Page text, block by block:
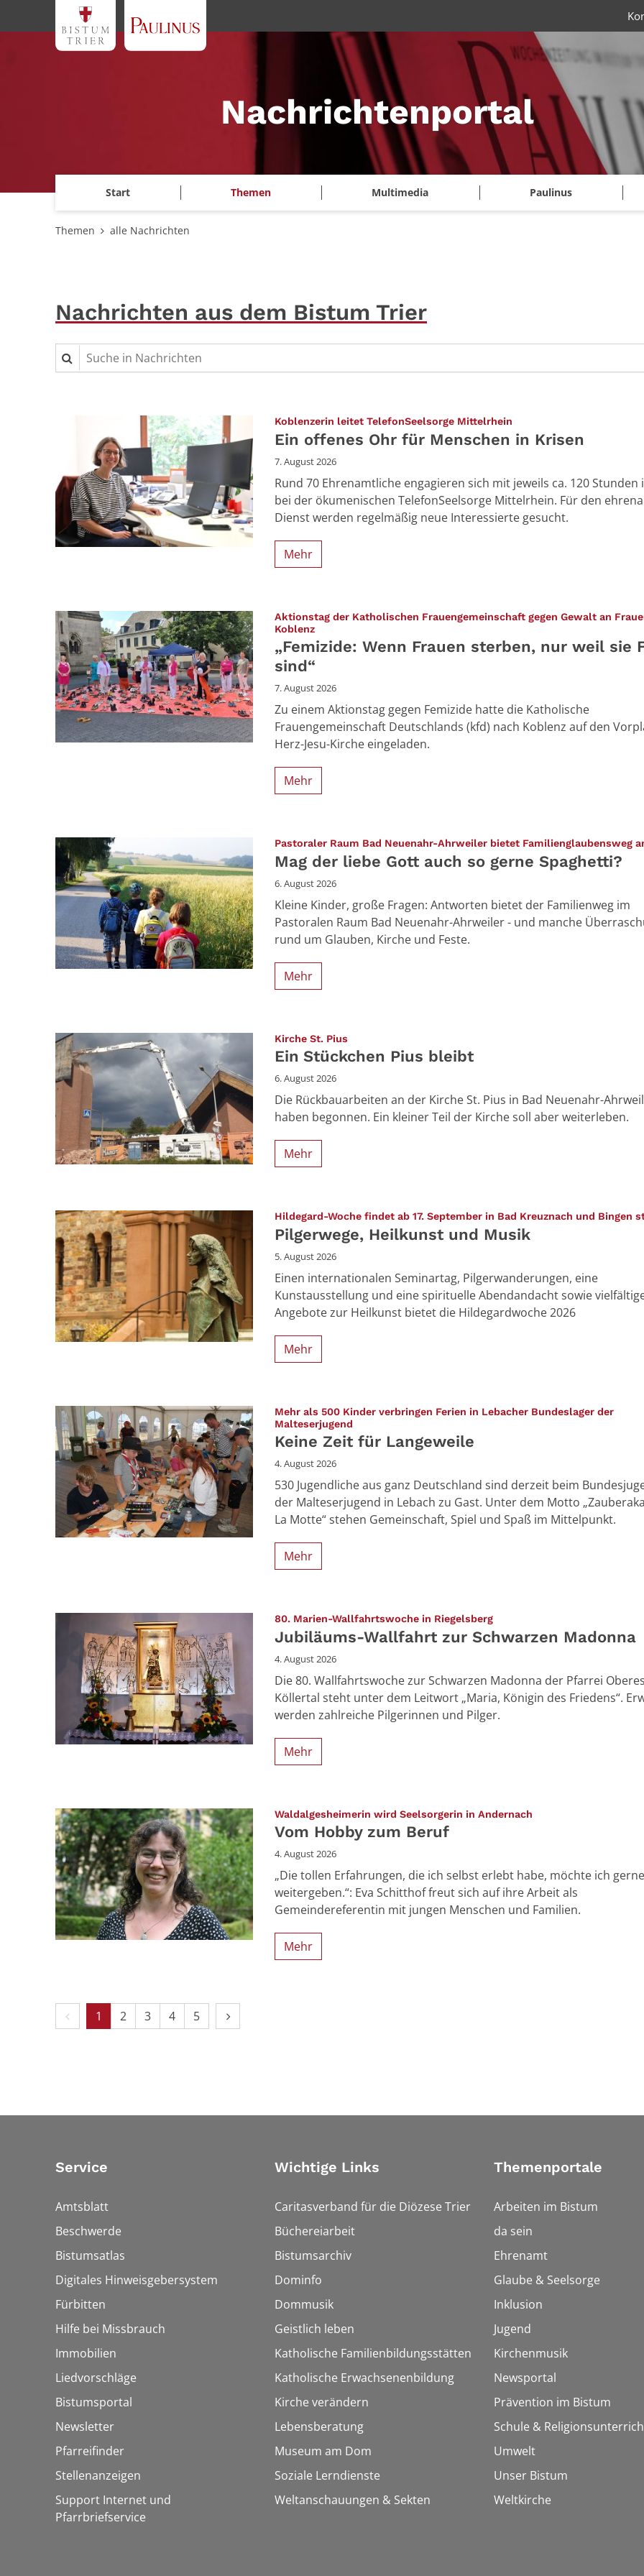
Zum Inhalt springen
Nachrichtenportal
Start Themen Multimedia Paulinus
Themen alle Nachrichten
Nachrichten aus dem Bistum Trier
Suche in Nachrichten
Koblenzerin leitet TelefonSeelsorge Mittelrhein
Ein offenes Ohr für Menschen in Krisen
7. August 2026
Rund 70 Ehrenamtliche engagieren sich mit jeweils ca. 120 Stunden
bei der ökumenischen TelefonSeelsorge Mittelrhein. Für den
Dienst werden regelmäßig neue Interessierte gesucht.
Mehr
Aktionstag der Katholischen Frauengemeinschaft gegen Gewalt an
Koblenz
„Femizide: Wenn Frauen sterben, nur weil sie
sind“
7. August 2026
Zu einem Aktionstag gegen Femizide hatte die Katholische
Frauengemeinschaft Deutschlands (kfd) nach Koblenz auf den
Herz-Jesu-Kirche eingeladen.
Mehr
Pastoraler Raum Bad Neuenahr-Ahrweiler bietet Familienglaubensweg
Mag der liebe Gott auch so gerne Spaghetti?
6. August 2026
Kleine Kinder, große Fragen: Antworten bietet der Familienweg im
Pastoralen Raum Bad Neuenahr-Ahrweiler - und manche
rund um Glauben, Kirche und Feste.
Mehr
Kirche St. Pius
Ein Stückchen Pius bleibt
6. August 2026
Die Rückbauarbeiten an der Kirche St. Pius in Bad Neuenahr-
haben begonnen. Ein kleiner Teil der Kirche soll aber weiterleben.
Mehr
Hildegard-Woche findet ab 17. September in Bad Kreuznach und Bingen
Pilgerwege, Heilkunst und Musik
5. August 2026
Einen internationalen Seminartag, Pilgerwanderungen, eine
Kunstausstellung und eine spirituelle Abendandacht sowie
Angebote zur Heilkunst bietet die Hildegardwoche 2026
Mehr
Mehr als 500 Kinder verbringen Ferien in Lebacher Bundeslager der
Malteserjugend
Keine Zeit für Langeweile
4. August 2026
530 Jugendliche aus ganz Deutschland sind derzeit beim
der Malteserjugend in Lebach zu Gast. Unter dem Motto
La Motte“ stehen Gemeinschaft, Spiel und Spaß im Mittelpunkt.
Mehr
80. Marien-Wallfahrtswoche in Riegelsberg:
Jubiläums-Wallfahrt zur Schwarzen Madonna
4. August 2026
Die 80. Wallfahrtswoche zur Schwarzen Madonna der Pfarrei Oberes
Köllertal steht unter dem Leitwort „Maria, Königin des Friedens“.
werden zahlreiche Pilgerinnen und Pilger.
Mehr
Waldalgesheimerin wird Seelsorgerin in Andernach
Vom Hobby zum Beruf
4. August 2026
„Die tollen Erfahrungen, die ich selbst erlebt habe, möchte ich gerne
weitergeben.“: Eva Schitthof freut sich auf ihre Arbeit als
Gemeindereferentin mit jungen Menschen und Familien.
Mehr
Vorherige Seite
1 2 3 4 5 Nächste Seite
Service
Amtsblatt
Beschwerde
Bistumsatlas
Digitales Hinweisgebersystem
Fürbitten
Hilfe bei Missbrauch
Immobilien
Liedvorschläge
Bistumsportal
Newsletter
Pfarreifinder
Stellenanzeigen
Support Internet und
Pfarrbriefservice
Wichtige Links
Caritasverband für die Diözese Trier
Büchereiarbeit
Bistumsarchiv
Dominfo
Dommusik
Geistlich leben
Katholische Familienbildungsstätten
Katholische Erwachsenenbildung
Kirche verändern
Lebensberatung
Museum am Dom
Soziale Lerndienste
Weltanschauungen & Sekten
Themenportale
Arbeiten im Bistum
da sein
Ehrenamt
Glaube & Seelsorge
Inklusion
Jugend
Kirchenmusik
Newsportal
Prävention im Bistum
Schule &
Umwelt
Unser Bistum
Weltkirche